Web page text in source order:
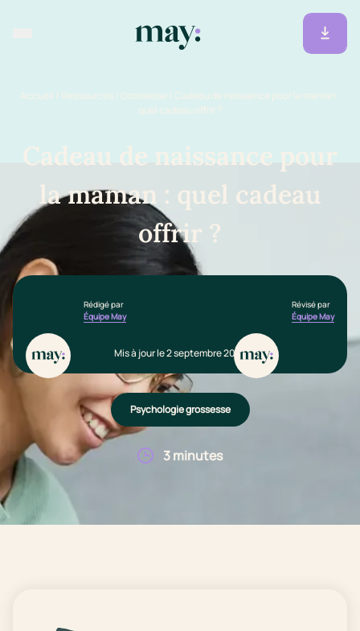
Accueil / Ressources / Grossesse / Cadeau de naissance pour la maman :
quel cadeau offrir ?
Cadeau de naissance pour
la maman : quel cadeau
offrir ?
Rédigé par
Équipe May
Révisé par
Équipe May
Mis à jour le 2 septembre 2025
Psychologie grossesse
3 minutes